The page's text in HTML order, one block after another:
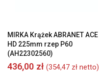
MIRKA Krążek ABRANET ACE
HD 225mm rzep P60
(AH22302560)
436,00 zł (354,47 zł netto)